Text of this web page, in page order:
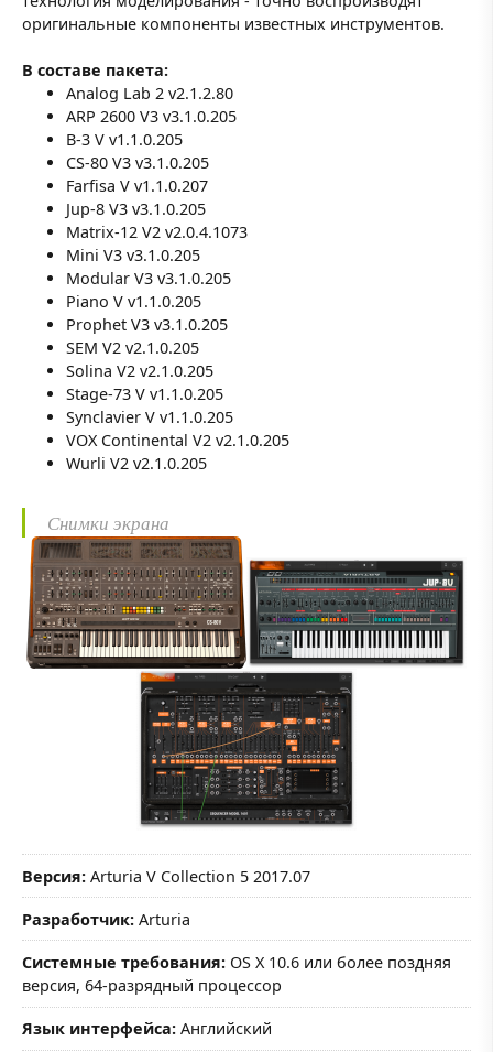
оригинальные компоненты известных инструментов.
В составе пакета:
Analog Lab 2 v2.1.2.80
ARP 2600 V3 v3.1.0.205
B-3 V v1.1.0.205
CS-80 V3 v3.1.0.205
Farfisa V v1.1.0.207
Jup-8 V3 v3.1.0.205
Matrix-12 V2 v2.0.4.1073
Mini V3 v3.1.0.205
Modular V3 v3.1.0.205
Piano V v1.1.0.205
Prophet V3 v3.1.0.205
SEM V2 v2.1.0.205
Solina V2 v2.1.0.205
Stage-73 V v1.1.0.205
Synclavier V v1.1.0.205
VOX Continental V2 v2.1.0.205
Wurli V2 v2.1.0.205
Снимки экрана
Версия: Arturia V Collection 5 2017.07
Разработчик: Arturia
Системные требования: OS X 10.6 или более поздняя
версия, 64-разрядный процессор
Язык интерфейса: Английский